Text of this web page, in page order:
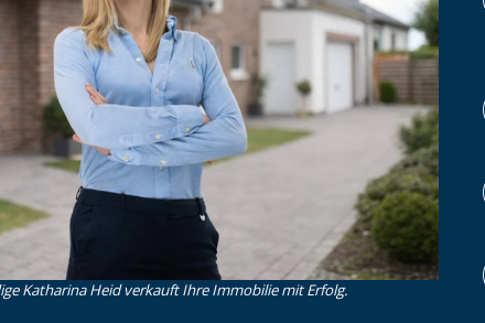
Katharina Heid verkauft Ihre Immobilie mit Erfolg.